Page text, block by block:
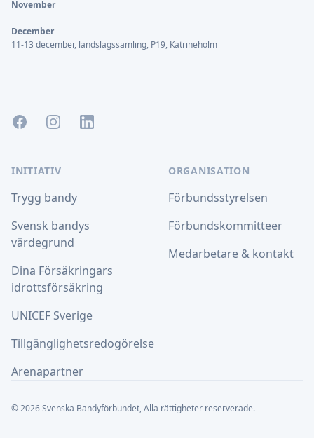
November
December
11-13 december, landslagssamling, P19, Katrineholm
FacebookInstagramLinkedIn
INITIATIV
Trygg bandy
Svensk bandys
värdegrund
Dina Försäkringars
idrottsförsäkring
UNICEF Sverige
Tillgänglighetsredogörelse
Arenapartner
ORGANISATION
Förbundsstyrelsen
Förbundskommitteer
Medarbetare & kontakt
© 2026 Svenska Bandyförbundet, Alla rättigheter reserverade.